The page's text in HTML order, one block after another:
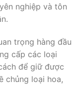
nghiệp và tôn
trọng hàng đầu
cấp các loại
để giữ được
chủng loại hoa,